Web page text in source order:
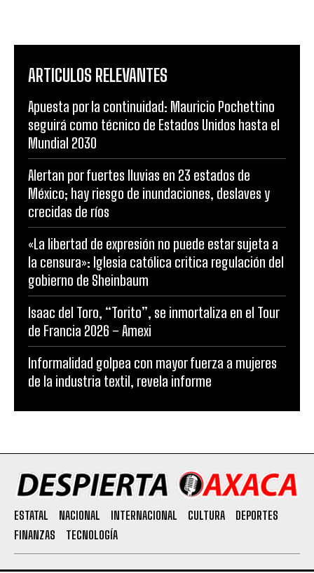
ARTICULOS RELEVANTES
Apuesta por la continuidad: Mauricio Pochettino
seguirá como técnico de Estados Unidos hasta el
Mundial 2030
Alertan por fuertes lluvias en 23 estados de
México; hay riesgo de inundaciones, deslaves y
crecidas de ríos
«La libertad de expresión no puede estar sujeta a
la censura»: Iglesia católica critica regulación del
gobierno de Sheinbaum
Isaac del Toro, “Torito”, se inmortaliza en el Tour
de Francia 2026 – Amexi
Informalidad golpea con mayor fuerza a mujeres
de la industria textil, revela informe
ESTATAL NACIONAL INTERNACIONAL CULTURA
DEPORTES
FINANZAS
TECNOLOGÍA